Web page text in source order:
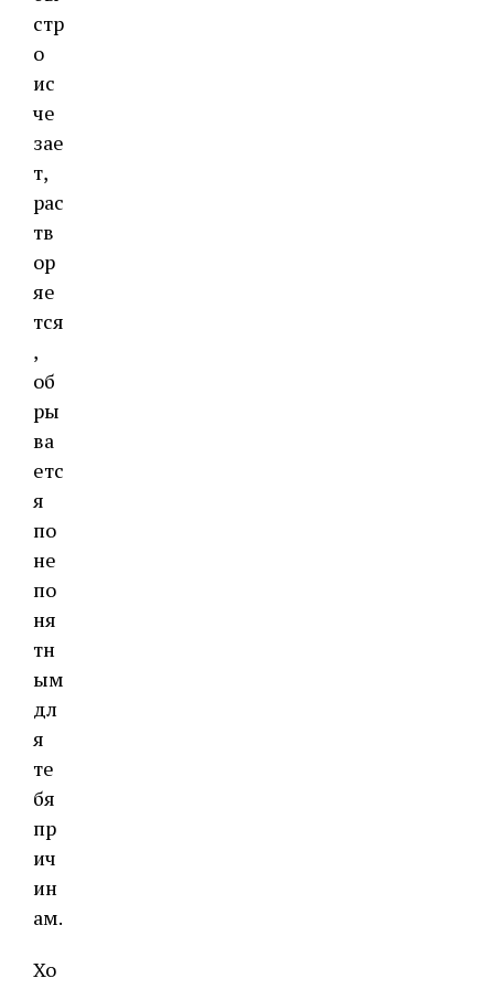
стр
о
ис
че
зае
т,
рас
тв
ор
яе
тся
,
об
ры
ва
етс
я
по
не
по
ня
тн
ым
дл
я
те
бя
пр
ич
ин
ам.
Хо